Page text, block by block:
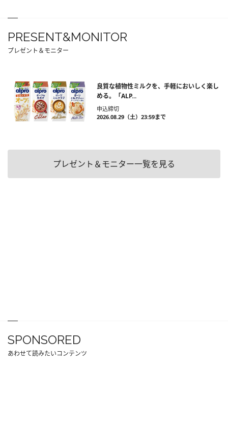
PRESENT&MONITOR
プレゼント＆モニター
良質な植物性ミルクを、手軽においしく楽し
める。「ALP...
申込締切
2026.08.29（土）23:59まで
プレゼント＆モニター一覧を見る
SPONSORED
あわせて読みたいコンテンツ